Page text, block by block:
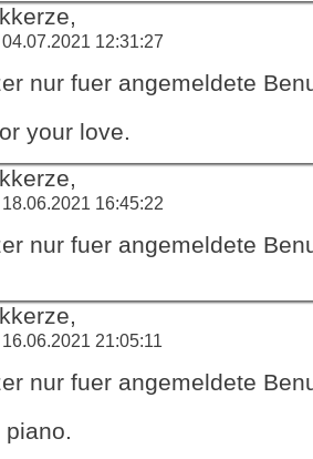
12:31:27
nur fuer angemeldete
your love.
16:45:22
nur fuer angemeldete
21:05:11
nur fuer angemeldete
piano.